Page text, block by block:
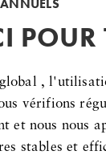
,
vérifions
et nous nous
stables et